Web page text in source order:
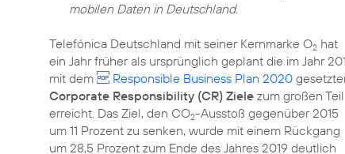
mobilen Daten in Deutschland.
Telefónica Deutschland mit seiner Kernmarke O2 hat
ein Jahr früher als ursprünglich geplant die im Jahr
mit dem
Responsible Business Plan 2020
Corporate Responsibility (CR) Ziele zum großen Teil
erreicht. Das Ziel, den CO2-Ausstoß gegenüber 2015
um 11 Prozent zu senken, wurde mit einem Rückgang
um 28,5 Prozent zum Ende des Jahres 2019 deutlich